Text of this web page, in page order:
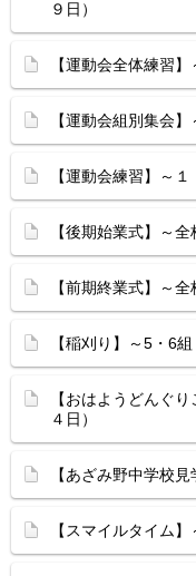
９日）
【運動会全体練習
【運動会組別集会
【運動会練習】～
【後期始業式】～
【前期終業式】～全
【稲刈り】～5・6
【おはようどんぐ
４日）
【あざみ野中学校
【スマイルタイム